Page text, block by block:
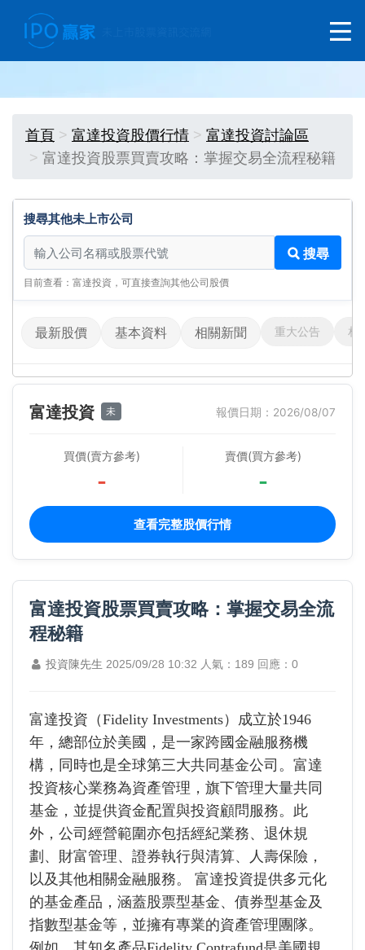
首頁 富達投資股價行情
富達投資討論區
富達投資股票買賣攻略：掌握交易全流程秘籍
搜尋其他未上市公司
搜尋其他未上市公司
搜尋
目前查看：富達投資，可直接查詢其他公司股價
最新股價 基本資料 相關新聞 重大公告 相
富達投資 未 報價日期：2026/08/07
買價(賣方參考)
-
賣價(買方參考)
-
查看完整股價行情
富達投資股票買賣攻略：掌握交易全流
程秘籍
投資陳先生 2025/09/28 10:32 人氣：189 回應：0
富達投資（Fidelity Investments）成立於1946
年，總部位於美國，是一家跨國金融服務機
構，同時也是全球第三大共同基金公司。富達
投資核心業務為資產管理，旗下管理大量共同
基金，並提供資金配置與投資顧問服務。此
外，公司經營範圍亦包括經紀業務、退休規
劃、財富管理、證券執行與清算、人壽保險，
以及其他相關金融服務。 富達投資提供多元化
的基金產品，涵蓋股票型基金、債券型基金及
指數型基金等，並擁有專業的資產管理團隊。